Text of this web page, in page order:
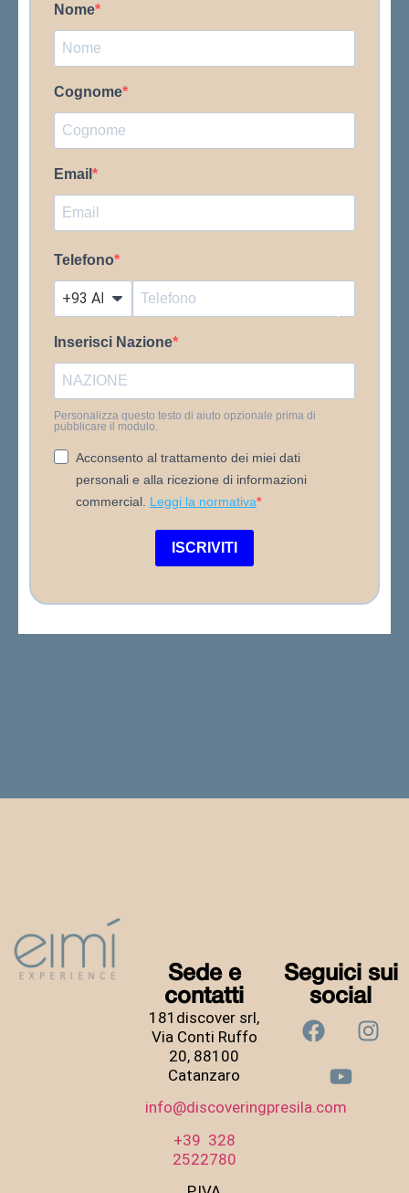
Nome
Cognome
Email
Telefono
Inserisci Nazione
Personalizza questo testo di aiuto opzionale prima di
pubblicare il modulo.
Acconsento al trattamento dei miei dati
personali e alla ricezione di informazioni
commercial. Leggi la normativa
ISCRIVITI
Sede e
contatti
181discover srl,
Via Conti Ruffo
20, 88100
Catanzaro
info@discoveringpresila.com
+39 328
2522780
Seguici sui
social